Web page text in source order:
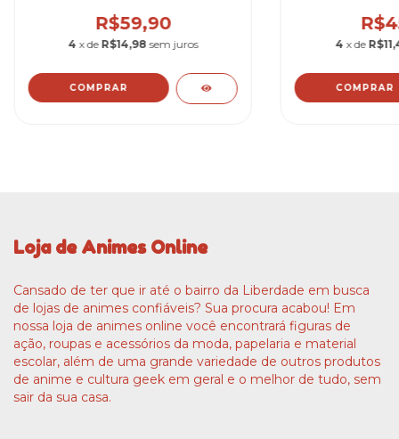
R$59,90
4 x de R$14,98 sem juros
COMPRAR
4 x de
COMPRAR
Loja de Animes Online
Cansado de ter que ir até o bairro da Liberdade em busca
de lojas de animes confiáveis? Sua procura acabou! Em
nossa loja de animes online você encontrará figuras de
ação, roupas e acessórios da moda, papelaria e material
escolar, além de uma grande variedade de outros produtos
de anime e cultura geek em geral e o melhor de tudo, sem
sair da sua casa.